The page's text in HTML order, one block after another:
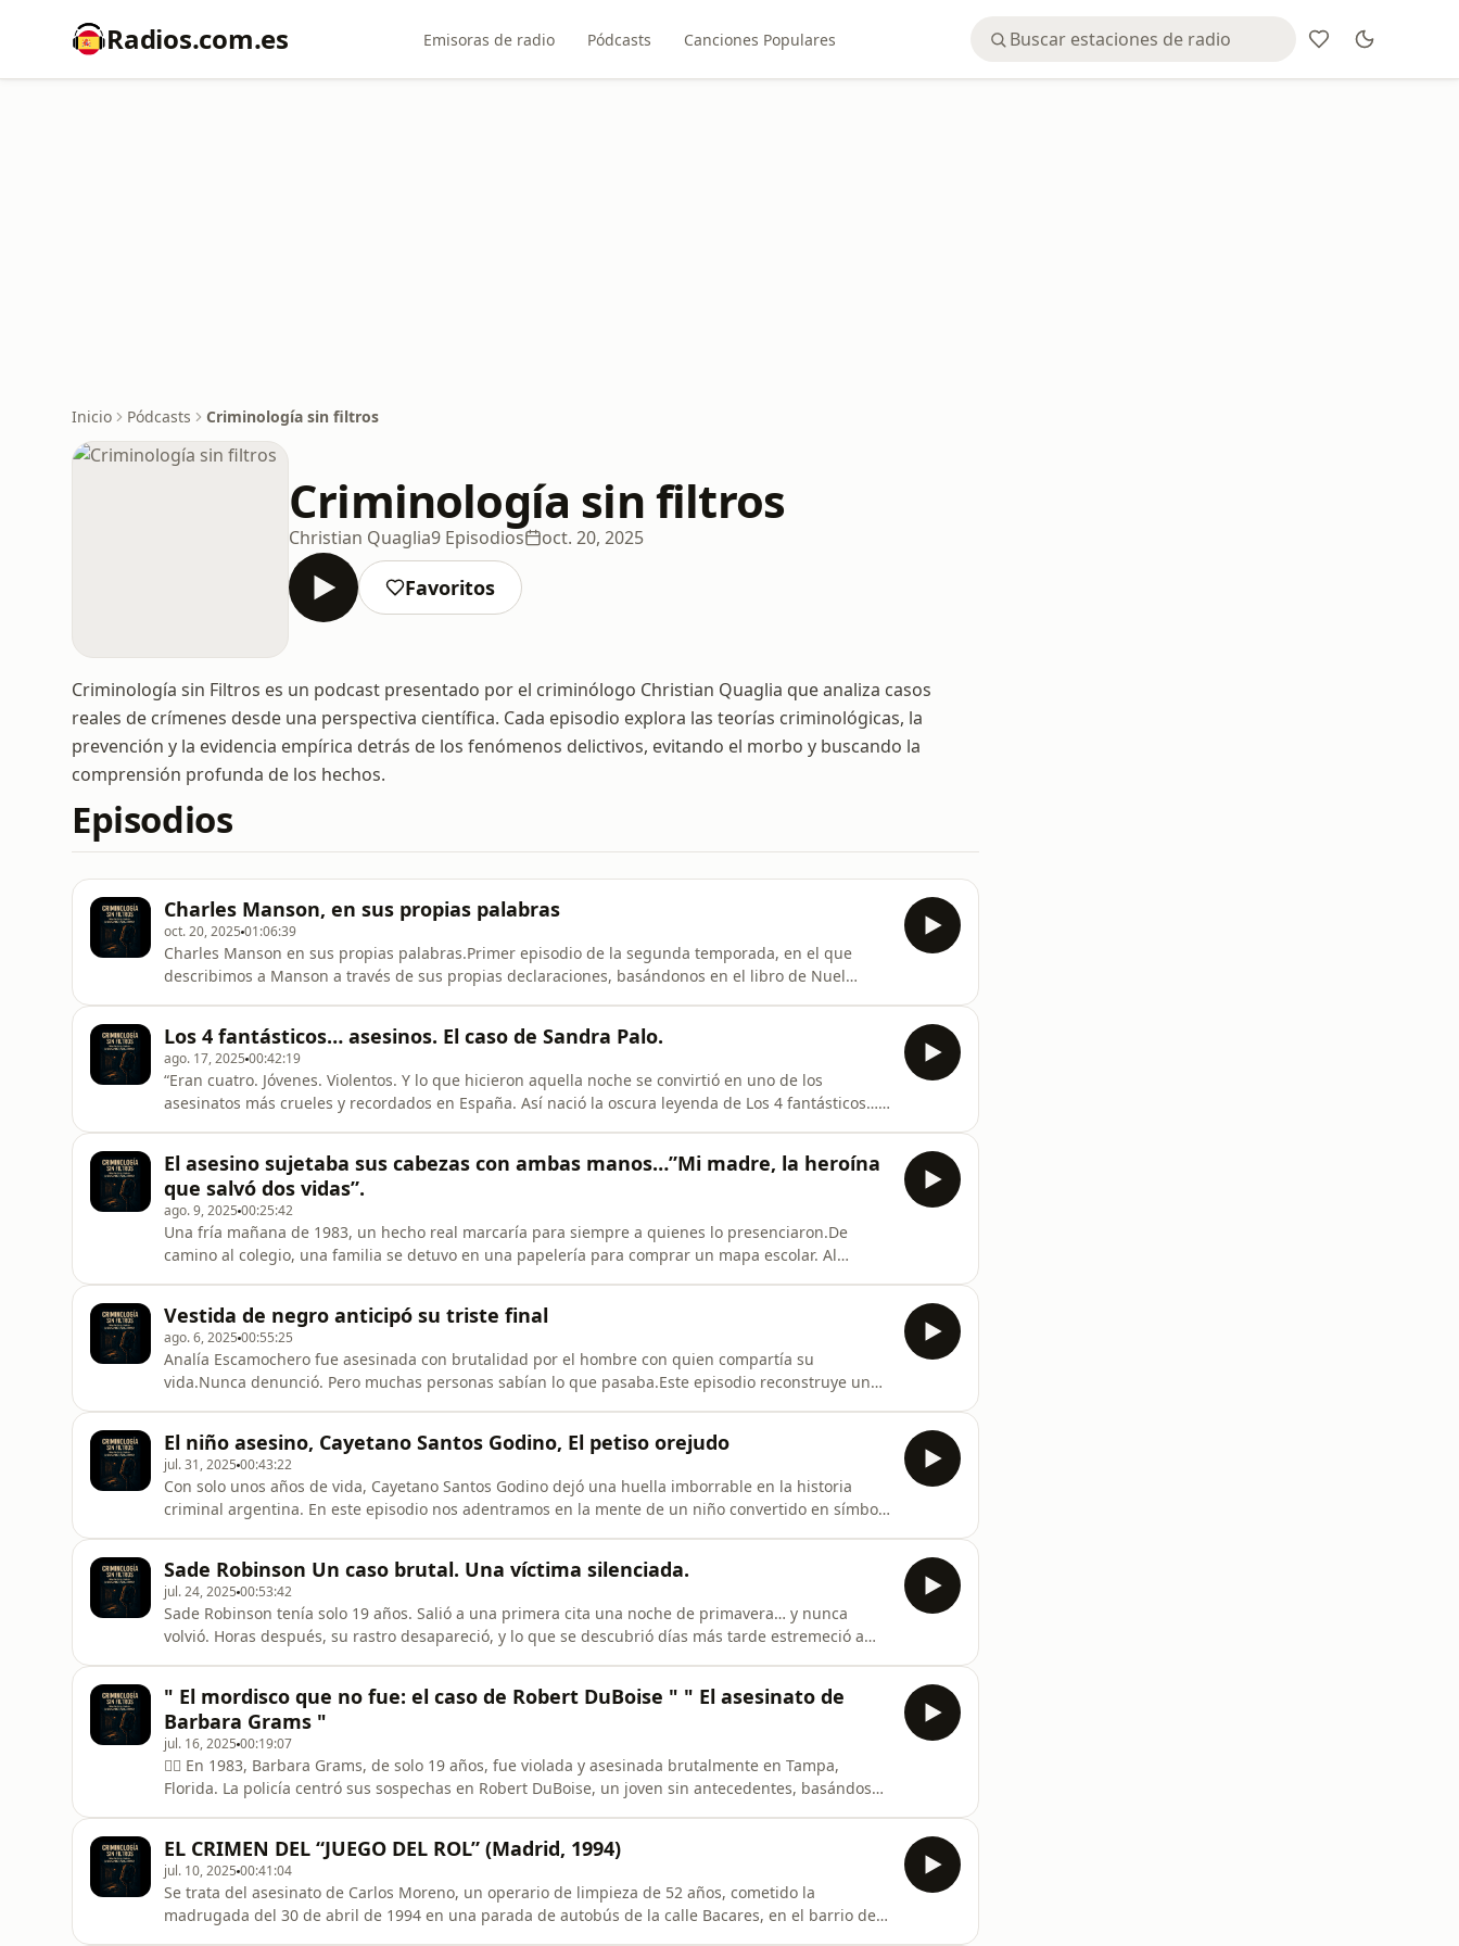
Radios.com.es Emisoras de radio Pódcasts Canciones Populares
Inicio Pódcasts Criminología sin filtros
Criminología sin filtros
Christian Quaglia9 Episodios oct. 20, 2025
Favoritos
Criminología sin Filtros es un podcast presentado por el criminólogo Christian Quaglia que analiza casos
reales de crímenes desde una perspectiva científica. Cada episodio explora las teorías criminológicas, la
prevención y la evidencia empírica detrás de los fenómenos delictivos, evitando el morbo y buscando la
comprensión profunda de los hechos.
Episodios
Charles Manson, en sus propias palabras
oct. 20, 2025 01:06:39
Charles Manson en sus propias palabras.Primer episodio de la segunda temporada, en el que
describimos a Manson a través de sus propias declaraciones, basándonos en el libro de Nuel
contra Sharon Tate, los LaBianc
Los 4 fantásticos… asesinos. El caso de Sandra Palo.
ago. 17, 2025 00:42:19
“Eran cuatro. Jóvenes. Violentos. Y lo que hicieron aquella noche se convirtió en uno de los
asesinatos más crueles y recordados en España. Así nació la oscura leyenda de Los 4 fantásticos…
que sepáis algo: en est
El asesino sujetaba sus cabezas con ambas manos…”Mi madre, la heroína
que salvó dos vidas”.
ago. 9, 2025 00:25:42
Una fría mañana de 1983, un hecho real marcaría para siempre a quienes lo presenciaron.De
camino al colegio, una familia se detuvo en una papelería para comprar un mapa escolar. Al
retenidas por un hombre que las sujetaba
Vestida de negro anticipó su triste final
ago. 6, 2025 00:55:25
Analía Escamochero fue asesinada con brutalidad por el hombre con quien compartía su
vida.Nunca denunció. Pero muchas personas sabían lo que pasaba.Este episodio reconstruye un
bien abiertos. Porque l
El niño asesino, Cayetano Santos Godino, El petiso orejudo
jul. 31, 2025 00:43:22
Con solo unos años de vida, Cayetano Santos Godino dejó una huella imborrable en la historia
criminal argentina. En este episodio nos adentramos en la mente de un niño convertido en símbolo
Sade Robinson Un caso brutal. Una víctima silenciada.
jul. 24, 2025 00:53:42
Sade Robinson tenía solo 19 años. Salió a una primera cita una noche de primavera… y nunca
volvió. Horas después, su rastro desapareció, y lo que se descubrió días más tarde estremeció a
darle al &quot;like&quo
" El mordisco que no fue: el caso de Robert DuBoise " " El asesinato de
Barbara Grams "
jul. 16, 2025 00:19:07
🕵️‍♂️ En 1983, Barbara Grams, de solo 19 años, fue violada y asesinada brutalmente en Tampa,
Florida. La policía centró sus sospechas en Robert DuBoise, un joven sin antecedentes, basándose
gracias a nuevas pruebas
EL CRIMEN DEL “JUEGO DEL ROL” (Madrid, 1994)
jul. 10, 2025 00:41:04
Se trata del asesinato de Carlos Moreno, un operario de limpieza de 52 años, cometido la
madrugada del 30 de abril de 1994 en una parada de autobús de la calle Bacares, en el barrio de